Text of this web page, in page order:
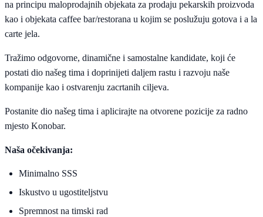
na principu maloprodajnih objekata za prodaju pekarskih proizvoda
kao i objekata caffee bar/restorana u kojim se poslužuju gotova i a la
carte jela.
Tražimo odgovorne, dinamične i samostalne kandidate, koji će
postati dio našeg tima i doprinijeti daljem rastu i razvoju naše
kompanije kao i ostvarenju zacrtanih ciljeva.
Postanite dio našeg tima i aplicirajte na otvorene pozicije za radno
mjesto Konobar.
Naša očekivanja:
Minimalno SSS
Iskustvo u ugostiteljstvu
Spremnost na timski rad